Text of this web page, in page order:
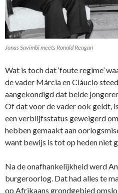
Jonas Savimbi meets Ronald Reagan
Wat is toch dat ‘foute regime’
de vader Márcia en Cláucio
aangekondigd dat beide
Of dat voor de vader ook geldt,
een verblijfsstatus geweigerd
hebben gemaakt aan
want bewijs is tot op heden niet
Na de onafhankelijkheid werd
burgeroorlog. Dat had alles te
op Afrikaans grondgebied